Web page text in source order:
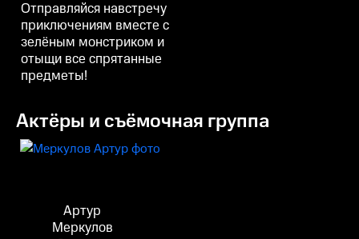
Отправляйся навстречу
приключениям вместе с
зелёным монстриком и
отыщи все спрятанные
предметы!
Актёры и съёмочная группа
Артур
Меркулов